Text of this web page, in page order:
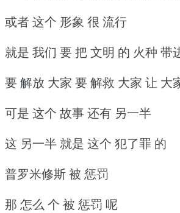
或者 这个 形象 很 流行
就是 我们 要 把 文明 的 火种 带
要 解放 大家 要 解救 大家 让 大
可是 这个 故事 还有 另一半
这 另一半 就是 这个 犯了罪 的
普罗米修斯 被 惩罚
那 怎么 个 被 惩罚 呢